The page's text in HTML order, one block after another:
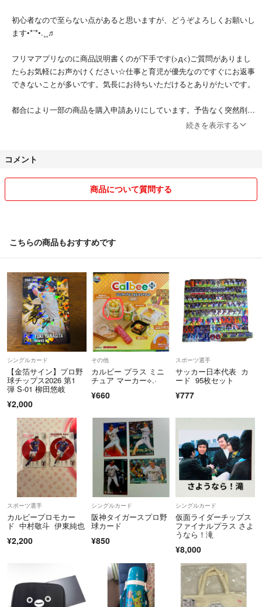
初心者なので至らない点があると思いますが、どうぞよろしくお願いし
ます•*¨*•.¸¸♬
フリマアプリなのに商品説明書くのが下手です(>д<)ご質問がありまし
たらお気軽にお声かけください☆仕事と育児が優先なのですぐにお返事
できないことが多いです。気長にお待ちいただけるとありがたいです。
都合により一部の商品を購入申請ありにしています。予告なく突然削除
で申し訳ありませんが、発送は平日のみで週に1〜2回まとめてになり
べく早めに発送できるよう心がけています。お急ぎの方は購入前にご相
談ください☆
続きを表示する
コメント
商品について質問する
こちらの商品もおすすめです
シングルカード
【金箔サイン】プロ野
球チップス2026 第1
弾 S-01 柳田悠岐
¥2,000
その他
カルビー プラス ミニ
チュア マーカー⟡.·
¥660
スポーツ選手
サッカー日本代表 カ
ード 95枚セット
¥777
スポーツ選手
カルビープロモカー
ド 中村敬斗 伊東純也
¥2,200
シングルカード
阪神タイガースプロ野
球カード
¥850
シングルカード
仮面ライダーチップス
ファイナルプラス さよ
うなら！滝
¥8,000